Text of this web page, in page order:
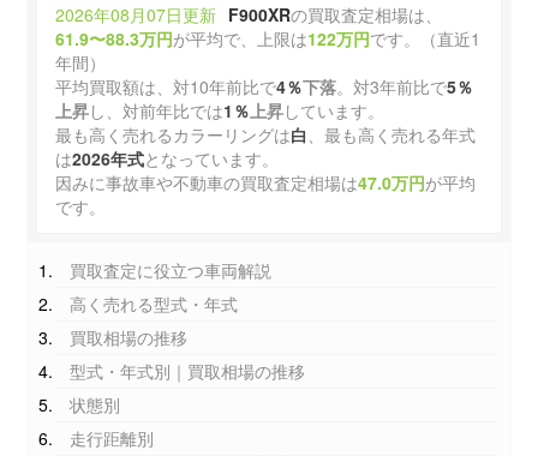
2026年08月07日更新 F900XRの買取査定相場は、
61.9〜88.3万円が平均で、上限は122万円です。（直近1
年間）
平均買取額は、対10年前比で4％下落。対3年前比で5％
上昇し、対前年比では1％ 上昇しています。
最も高く売れるカラーリングは白
、最も高く売れる年式
は2026年式となっています。
因みに事故車や不動車の買取査定相場は47.0万円が平均
です。
買取査定に役立つ車両解説
高く売れる型式・年式
買取相場の推移
型式・年式別｜買取相場の推移
状態別
走行距離別